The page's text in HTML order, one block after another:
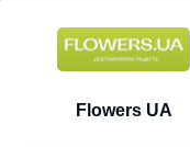
Flowers UA